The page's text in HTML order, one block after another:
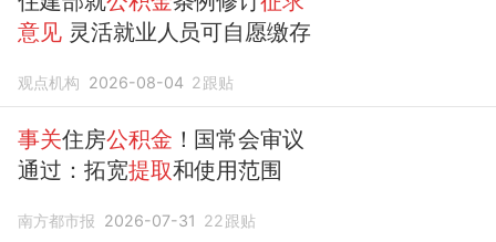
意见 灵活就业人员可自愿缴存
观点机构 2026-08-04 2跟贴
事关住房公积金 ！国常会审议
通过：拓宽提取和使用范围
南方都市报 2026-07-31 22跟贴